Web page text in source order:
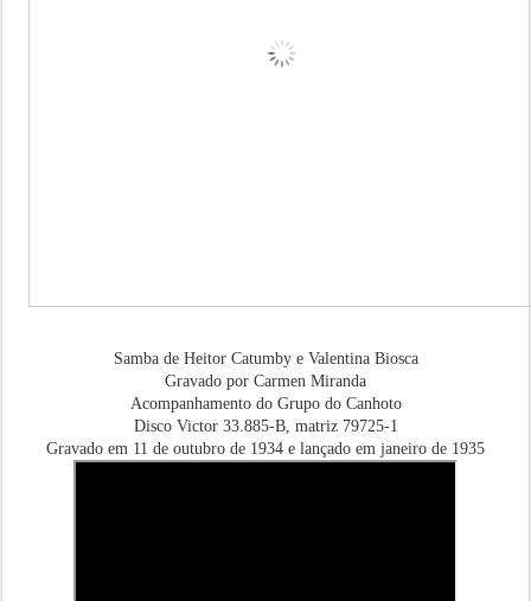
Samba de Heitor Catumby e Valentina Biosca
Gravado por Carmen Miranda
Acompanhamento do Grupo do Canhoto
Disco Victor 33.885-B, matriz 79725-1
Gravado em 11 de outubro de 1934 e lançado em janeiro de 1935